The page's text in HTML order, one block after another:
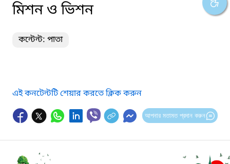
মিশন ও ভিশন
কন্টেন্ট: পাতা
এই কনটেন্টটি শেয়ার করতে ক্লিক করুন
আপনার মতামত প্রদান করুন